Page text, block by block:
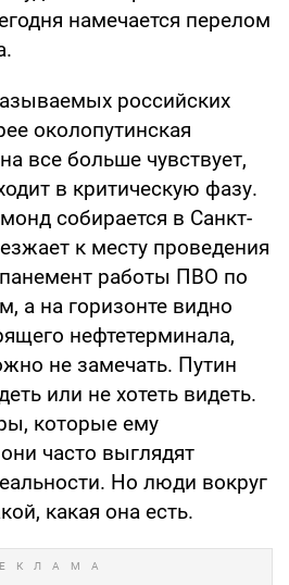
намечается перелом
российских
околопутинская
все больше чувствует,
в критическую фазу.
собирается в Санкт-
к месту проведения
работы ПВО по
а на горизонте видно
нефтетерминала,
не замечать. Путин
или не хотеть видеть.
которые ему
часто выглядят
Но люди вокруг
какая она есть.